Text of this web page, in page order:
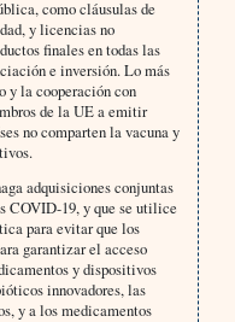
como cláusulas de
y licencias no
finales en todas las
e inversión. Lo más
y la cooperación con
de la UE a emitir
no comparten la vacuna y
adquisiciones conjuntas
COVID-19, y que se utilice
para evitar que los
garantizar el acceso
y dispositivos
innovadores, las
y a los medicamentos